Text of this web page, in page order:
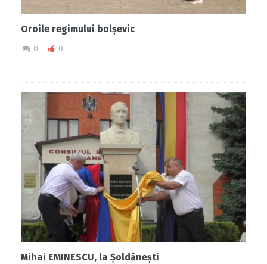
Oroile regimului bolșevic
0 0
Mihai EMINESCU, la Șoldănești